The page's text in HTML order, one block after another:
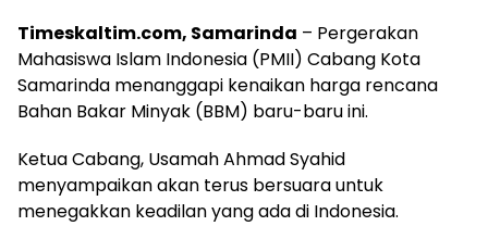
Timeskaltim.com, Samarinda – Pergerakan
Mahasiswa Islam Indonesia (PMII) Cabang Kota
Samarinda menanggapi kenaikan harga rencana
Bahan Bakar Minyak (BBM) baru-baru ini.
Ketua Cabang, Usamah Ahmad Syahid
menyampaikan akan terus bersuara untuk
menegakkan keadilan yang ada di Indonesia.